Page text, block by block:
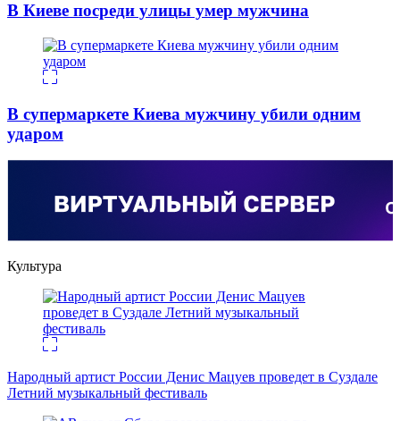
В Киеве посреди улицы умер мужчина
В супермаркете Киева мужчину убили одним
ударом
Культура
Народный артист России Денис Мацуев проведет в Суздале
Летний музыкальный фестиваль